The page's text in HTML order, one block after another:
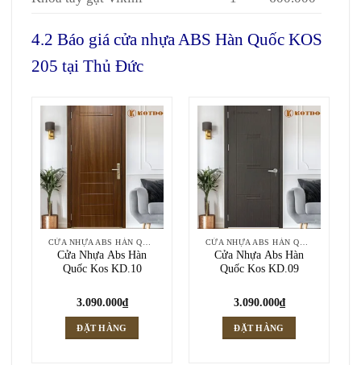
4.2 Báo giá cửa nhựa ABS Hàn Quốc KOS
205 tại Thủ Đức
Cửa Nhựa Abs Hàn
Quốc Kos KD.10
3.090.000₫
ĐẶT HÀNG
Cửa Nhựa Abs Hàn
Quốc Kos KD.09
3.090.000₫
ĐẶT HÀNG